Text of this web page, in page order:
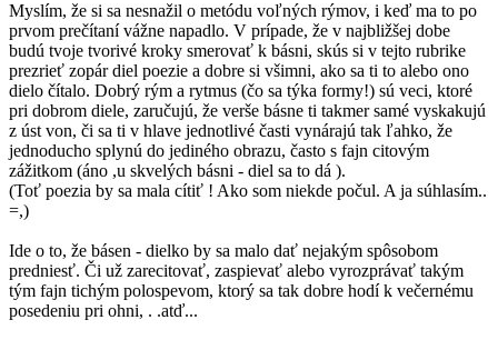
Myslím, že si sa nesnažil o metódu voľných rýmov, i keď ma to po
prvom prečítaní vážne napadlo. V prípade, že v najbližšej dobe
budú tvoje tvorivé kroky smerovať k básni, skús si v tejto rubrike
prezrieť zopár diel poezie a dobre si všimni, ako sa ti to alebo ono
dielo čítalo. Dobrý rým a rytmus (čo sa týka formy!) sú veci, ktoré
pri dobrom diele, zaručujú, že verše básne ti takmer samé vyskakujú
z úst von, či sa ti v hlave jednotlivé časti vynárajú tak ľahko, že
jednoducho splynú do jediného obrazu, často s fajn citovým
zážitkom (áno ,u skvelých básni - diel sa to dá ).
(Toť poezia by sa mala cítiť ! Ako som niekde počul. A ja súhlasím..
=,)
Ide o to, že básen - dielko by sa malo dať nejakým spôsobom
predniesť. Či už zarecitovať, zaspievať alebo vyrozprávať takým
tým fajn tichým polospevom, ktorý sa tak dobre hodí k večernému
posedeniu pri ohni, . .atď...